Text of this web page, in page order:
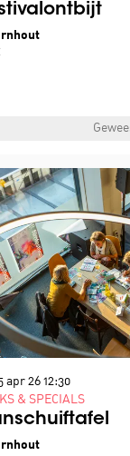
& SPECIALS
apr 26 12:30